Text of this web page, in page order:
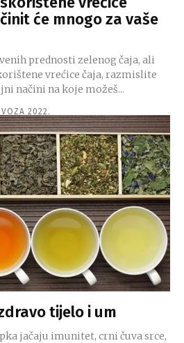
će mnogo za vaše
prednosti zelenog čaja, ali
vrećice čaja, razmislite
načini na koje možeš...
2022.
tijelo i um
jačaju imunitet, crni čuva srce,